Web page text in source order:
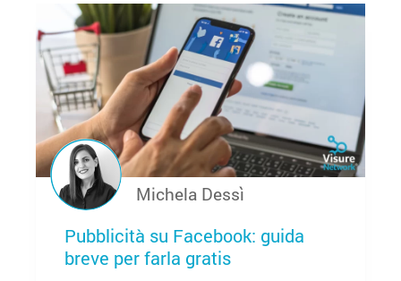
Pubblicità su Facebook: guida
breve per farla gratis
Michela Dessì